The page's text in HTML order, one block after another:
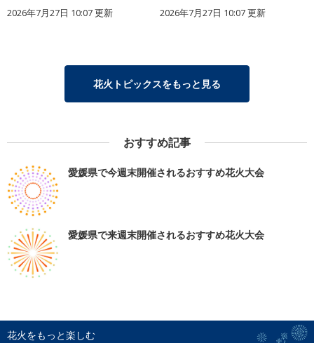
2026年7月27日 10:07 更新 2026年7月27日 10:07 更新
花火トピックスをもっと見る
おすすめ記事
愛媛県で今週末開催されるおすすめ花火大会
愛媛県で来週末開催されるおすすめ花火大会
花火をもっと楽しむ